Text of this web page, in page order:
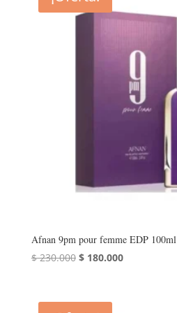
Afnan 9pm pour femme EDP 100ml
$230.000 El
era:
$180.000El